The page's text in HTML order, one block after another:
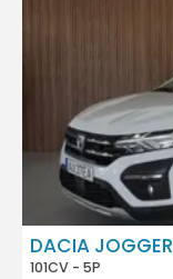
DACIA JOGGER
101CV - 5P